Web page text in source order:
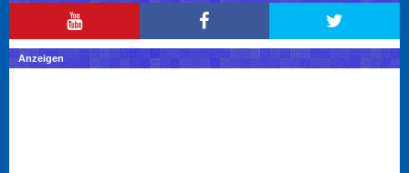
Anzeigen